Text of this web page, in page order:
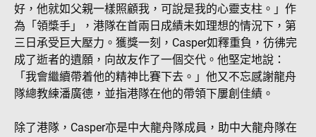
好，他就如父親一樣照顧我，可說是我的心靈支柱。」作
為「領槳手」，港隊在首兩日成績未如理想的情況下，第
三日承受巨大壓力。獲獎一刻，Casper如釋重負，彷彿完
成了逝者的遺願，向故友作了一個交代。他堅定地說：
「我會繼續帶着他的精神比賽下去。」他又不忘感謝龍舟
隊總教練潘廣德，並指港隊在他的帶領下屢創佳績。
除了港隊，Casper亦是中大龍舟隊成員，助中大龍舟隊在